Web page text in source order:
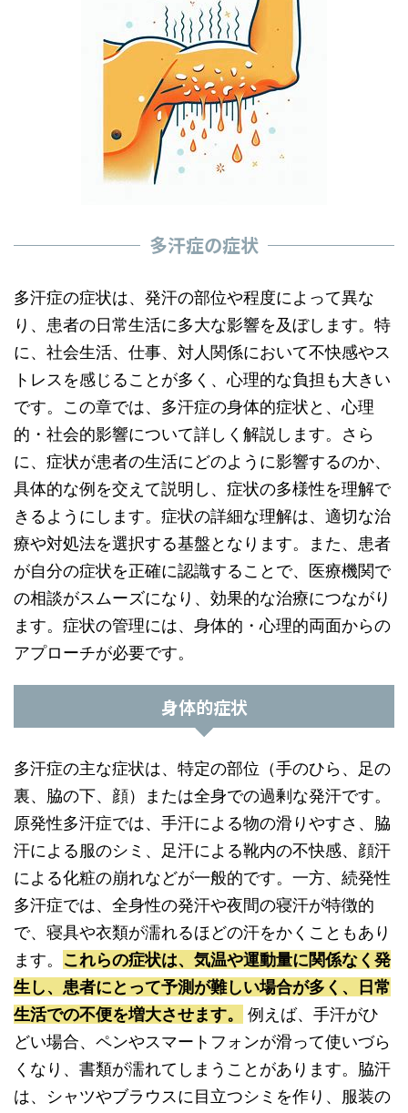
多汗症の症状
多汗症の症状は、発汗の部位や程度によって異な
り、患者の日常生活に多大な影響を及ぼします。特
に、社会生活、仕事、対人関係において不快感やス
トレスを感じることが多く、心理的な負担も大きい
です。この章では、多汗症の身体的症状と、心理
的・社会的影響について詳しく解説します。さら
に、症状が患者の生活にどのように影響するのか、
具体的な例を交えて説明し、症状の多様性を理解で
きるようにします。症状の詳細な理解は、適切な治
療や対処法を選択する基盤となります。また、患者
が自分の症状を正確に認識することで、医療機関で
の相談がスムーズになり、効果的な治療につながり
ます。症状の管理には、身体的・心理的両面からの
アプローチが必要です。
身体的症状
多汗症の主な症状は、特定の部位（手のひら、足の
裏、脇の下、顔）または全身での過剰な発汗です。
原発性多汗症では、手汗による物の滑りやすさ、脇
汗による服のシミ、足汗による靴内の不快感、顔汗
による化粧の崩れなどが一般的です。一方、続発性
多汗症では、全身性の発汗や夜間の寝汗が特徴的
で、寝具や衣類が濡れるほどの汗をかくこともあり
ます。 これらの症状は、気温や運動量に関係なく発
生し、患者にとって予測が難しい場合が多く、日常
生活での不便を増大させます。
例えば、手汗がひ
どい場合、ペンやスマートフォンが滑って使いづら
くなり、書類が濡れてしまうことがあります。脇汗
は、シャツやブラウスに目立つシミを作り、服装の